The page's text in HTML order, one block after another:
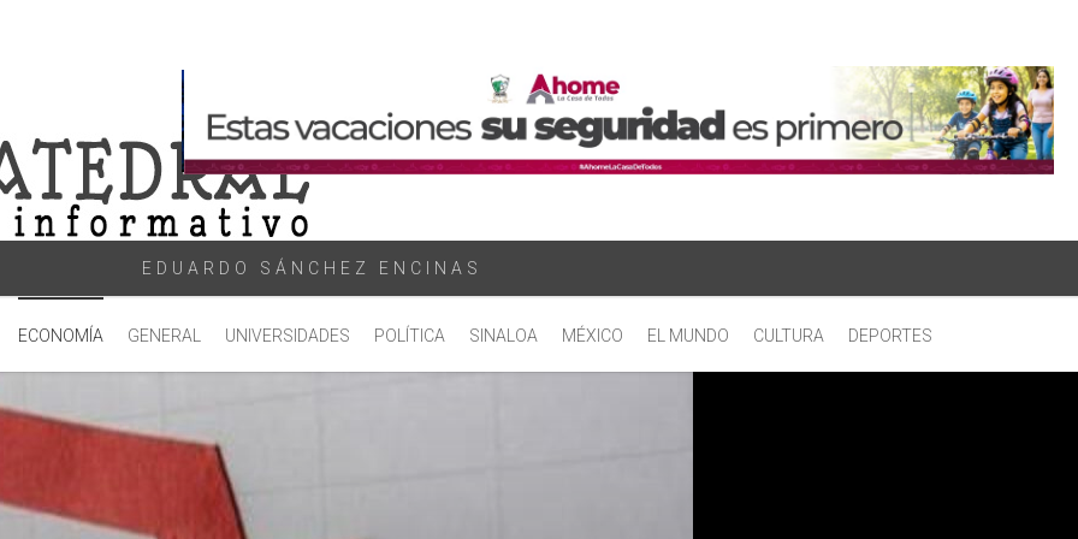
EDUARDO SÁNCHEZ ENCINAS
ECONOMÍA GENERAL UNIVERSIDADES POLÍTICA SINALOA MÉXICO EL MUNDO CULTURA DEPORTES